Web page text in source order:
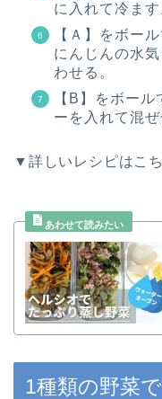
に入れて冷ます
【Ａ】をボー
にんじんの水
わせる。
【B】をボー
ーを入れて混ぜ
▼詳しいレシピはこち
1種類の野菜